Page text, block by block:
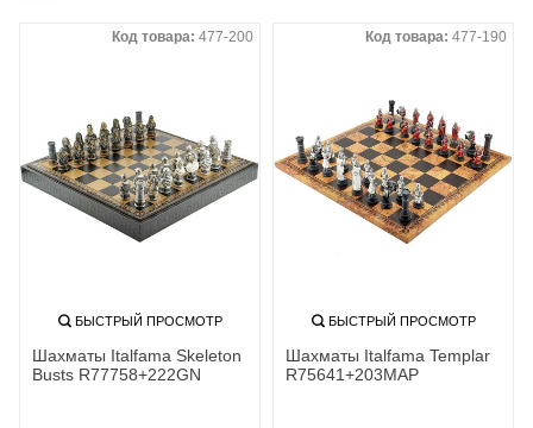
Код товара: 477-200
БЫСТРЫЙ ПРОСМОТР
Шахматы Italfama Skeleton
Busts R77758+222GN
Код товара: 477-190
БЫСТРЫЙ ПРОСМОТР
Шахматы Italfama Templar
R75641+203MAP